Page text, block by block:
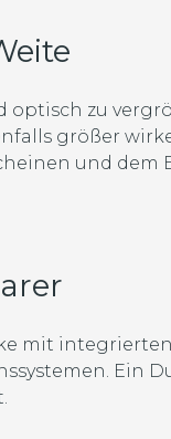
optisch zu
größer
und dem
mit
Ein